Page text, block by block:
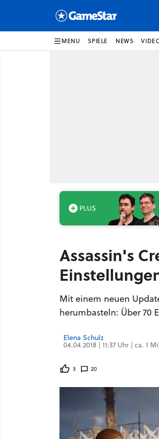
MENU SPIELE NEWS
Assassin's
Mit einem neuen
herumbasteln: Über 70
Elena Schulz
04.04.2018 | 11:37 Uhr | ca. 1
3 20